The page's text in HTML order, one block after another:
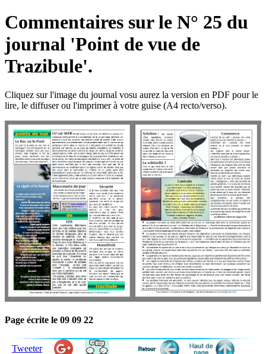
Commentaires sur le N° 25 du
journal 'Point de vue de
Trazibule'.
Cliquez sur l'image du journal vosu aurez la version en PDF pour le
lire, le diffuser ou l'imprimer à votre guise (A4 recto/verso).
Page écrite le 09 09 22
Tweeter